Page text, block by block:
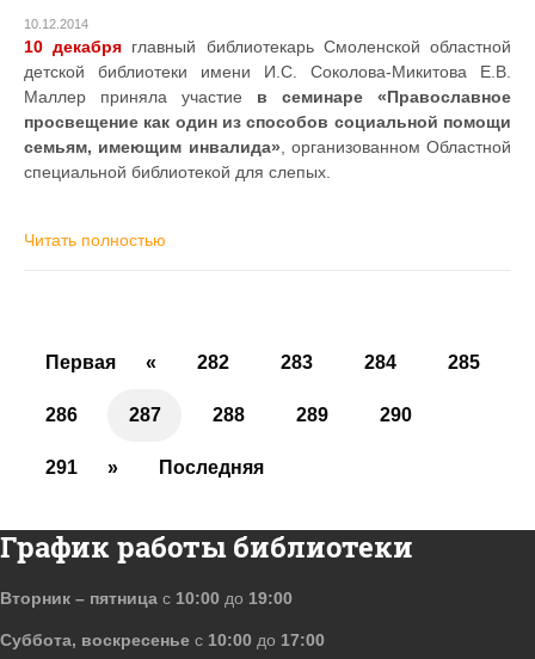
10.12.2014
10 декабря главный библиотекарь Смоленской областной
детской библиотеки имени И.С. Соколова-Микитова Е.В.
Маллер приняла участие в семинаре «Православное
просвещение как один из способов социальной помощи
семьям, имеющим инвалида» , организованном Областной
специальной библиотекой для слепых.
Читать полностью
Первая « 282 283 284 285
286 287 288 289 290
291 » Последняя
График работы библиотеки
Вторник – пятница с 10:00 до 19:00
Суббота, воскресенье с 10:00 до 17:00